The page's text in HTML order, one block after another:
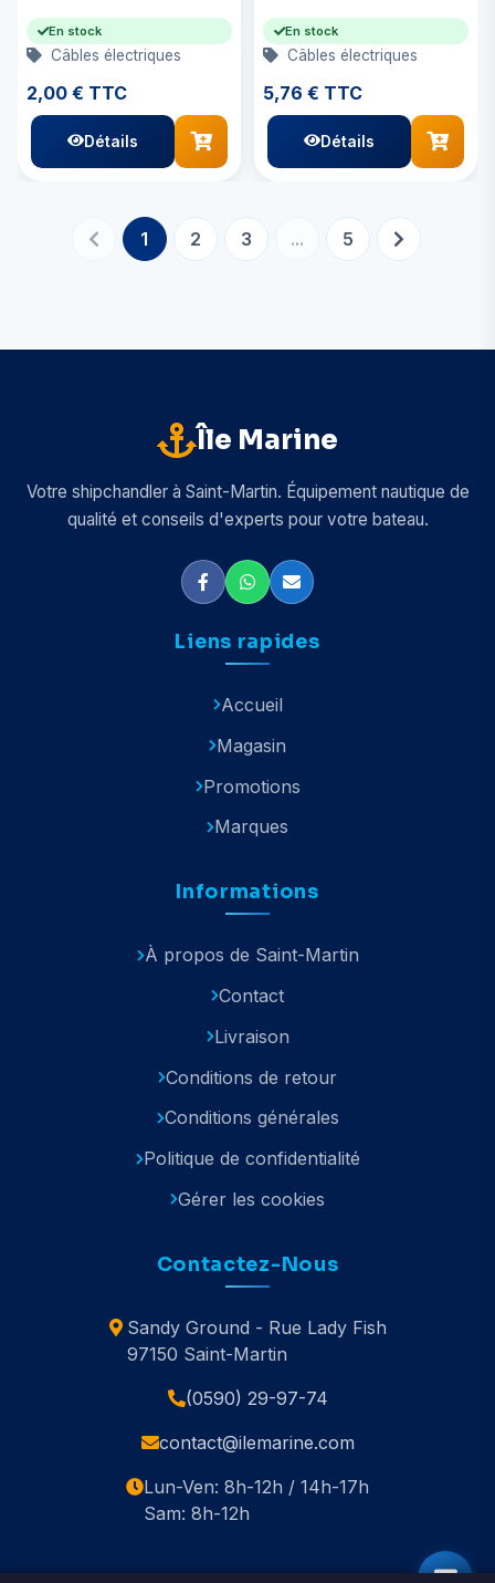
En stock
Câbles électriques
2,00 € TTC
Détails
En stock
Câbles électriques
5,76 € TTC
Détails
1 2 3 ... 5
Île Marine
Votre shipchandler à Saint-Martin. Équipement nautique de
qualité et conseils d'experts pour votre bateau.
Liens rapides
Accueil
Magasin
Promotions
Marques
Informations
À propos de Saint-Martin
Contact
Livraison
Conditions de retour
Conditions générales
Politique de confidentialité
Gérer les cookies
Contactez-Nous
Sandy Ground - Rue Lady Fish
97150 Saint-Martin
(0590) 29-97-74
contact@ilemarine.com
Lun-Ven: 8h-12h / 14h-17h
Sam: 8h-12h